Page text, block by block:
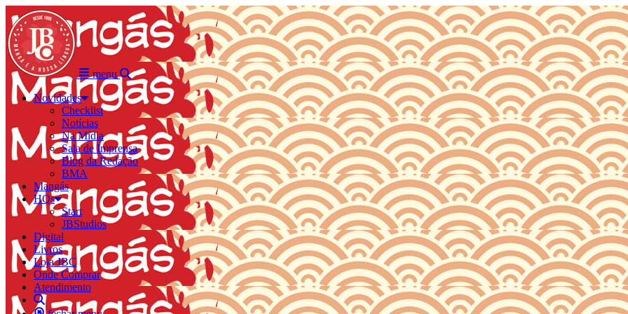
menu
Novidades
Checklist
Notícias
Na Mídia
Sala de Imprensa
Blog da Redação
BMA
Mangás
HQs
Start
JBStudios
Digital
Livros
Loja JBC
Onde Comprar
Atendimento